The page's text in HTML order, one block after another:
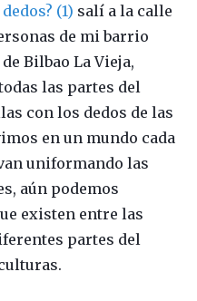
(1) salí a la calle
de mi barrio
Bilbao La Vieja,
las partes del
con los dedos de las
en un mundo cada
uniformando las
aún podemos
existen entre las
partes del